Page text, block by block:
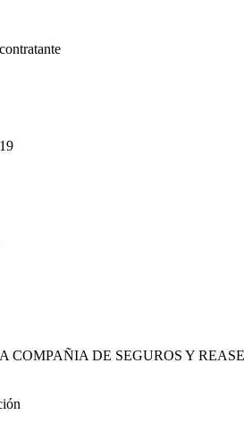
COMPAÑIA DE SEGUROS Y